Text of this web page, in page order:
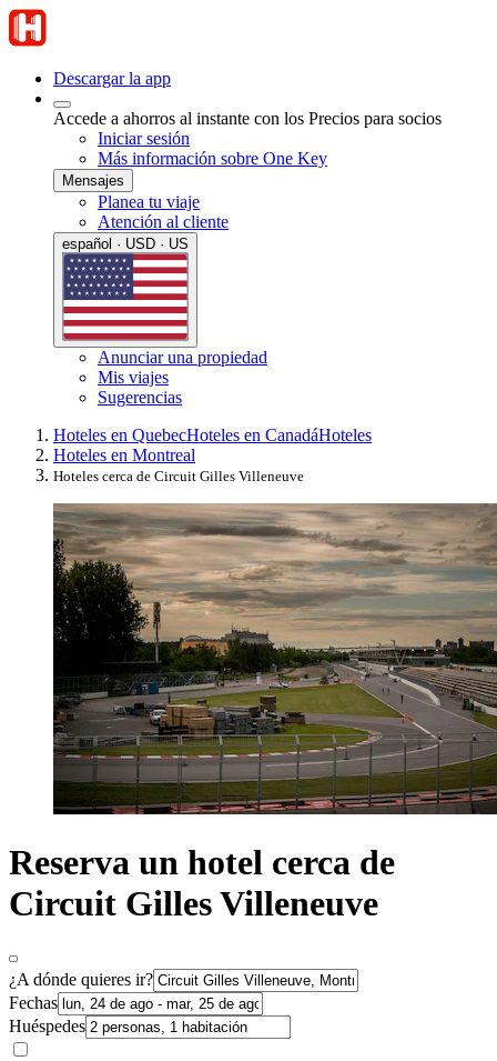
Descargar la app
Accede a ahorros al instante con los Precios para socios
Iniciar sesión
Más información sobre One Key
Mensajes
Planea tu viaje
Atención al cliente
español · USD · US
Anunciar una propiedad
Mis viajes
Sugerencias
Hoteles en QuebecHoteles en CanadáHoteles
Hoteles en Montreal
Hoteles cerca de Circuit Gilles Villeneuve
Reserva un hotel cerca de
Circuit Gilles Villeneuve
¿A dónde quieres ir?
Fechas
Huéspedes